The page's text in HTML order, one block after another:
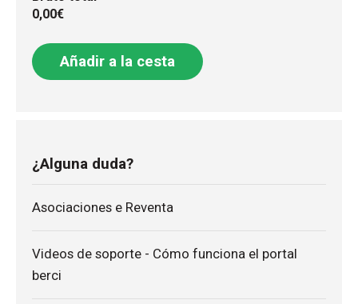
0,00€
Añadir a la cesta
¿Alguna duda?
Asociaciones e Reventa
Videos de soporte - Cómo funciona el portal
berci